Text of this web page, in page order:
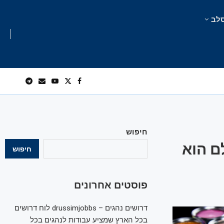
הוא
חיפוש
חיפוש
פוסטים אחרונים
דרושים נהגים – drussimjobbs לוח דרושים
בכל הארץ שמציע עבודות לנהגים בכל